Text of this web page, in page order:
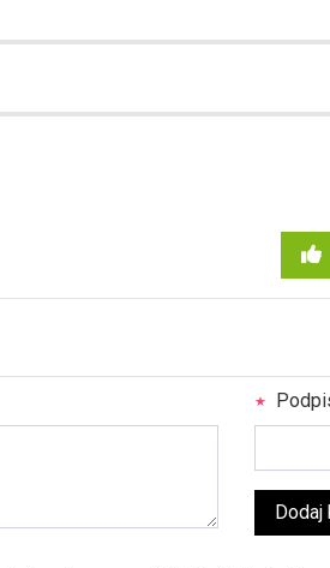
Dodaj